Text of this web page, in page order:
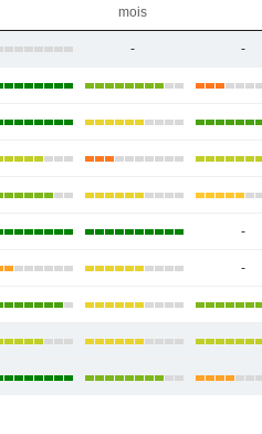
mois
- -
-
-